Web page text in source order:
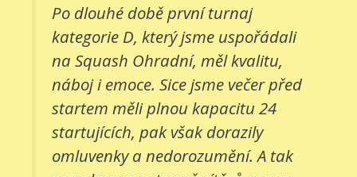
Po dlouhé době první turnaj
kategorie D, který jsme uspořádali
na Squash Ohradní, měl kvalitu,
náboj i emoce. Sice jsme večer před
startem měli plnou kapacitu 24
startujících, pak však dorazily
omluvenky a nedorozumění. A tak